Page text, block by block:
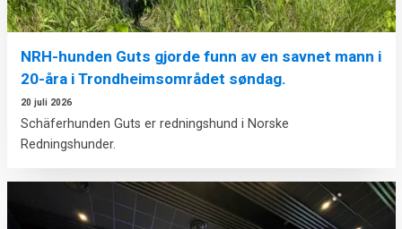
NRH-hunden Guts gjorde funn av en savnet mann i
20-åra i Trondheimsområdet søndag.
20 juli 2026
Schäferhunden Guts er redningshund i Norske
Redningshunder.